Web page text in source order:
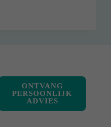
ONTVANG
PERSOONLIJK
ADVIES